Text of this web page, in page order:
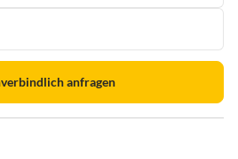
anfragen